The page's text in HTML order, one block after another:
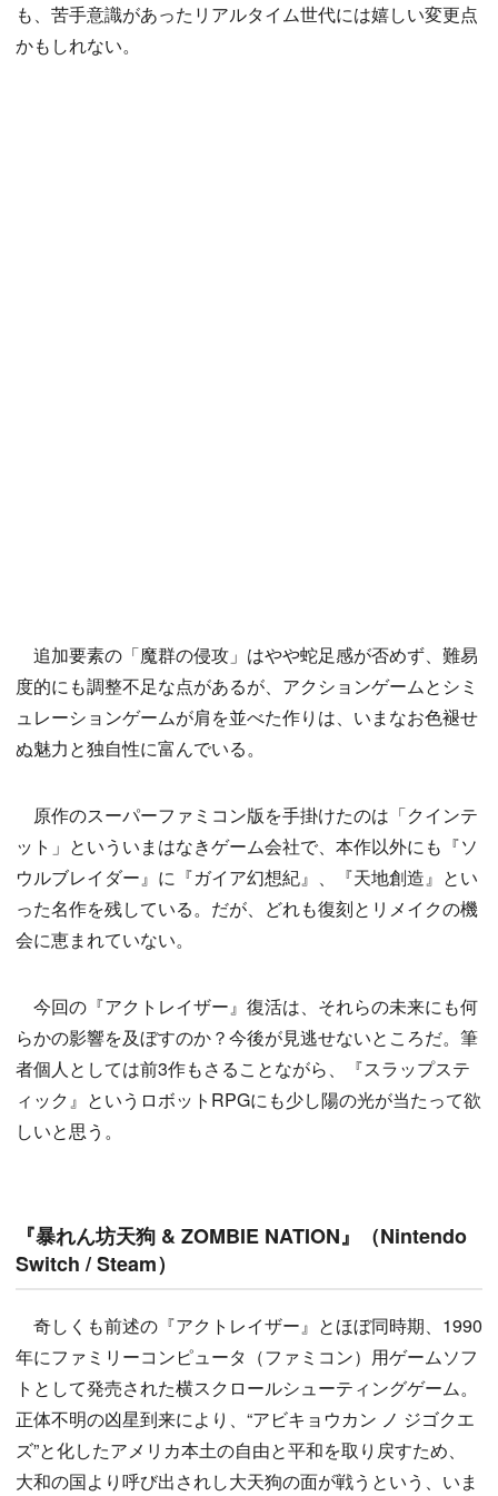
も、苦手意識があったリアルタイム世代には嬉しい変更点
かもしれない。
追加要素の「魔群の侵攻」はやや蛇足感が否めず、難易
度的にも調整不足な点があるが、アクションゲームとシミ
ュレーションゲームが肩を並べた作りは、いまなお色褪せ
ぬ魅力と独自性に富んでいる。
原作のスーパーファミコン版を手掛けたのは「クインテ
ット」といういまはなきゲーム会社で、本作以外にも『ソ
ウルブレイダー』に『ガイア幻想紀』、『天地創造』とい
った名作を残している。だが、どれも復刻とリメイクの機
会に恵まれていない。
今回の『アクトレイザー』復活は、それらの未来にも何
らかの影響を及ぼすのか？今後が見逃せないところだ。筆
者個人としては前3作もさることながら、『スラップステ
ィック』というロボットRPGにも少し陽の光が当たって欲
しいと思う。
『暴れん坊天狗 & ZOMBIE NATION』（Nintendo
Switch / Steam）
奇しくも前述の『アクトレイザー』とほぼ同時期、1990
年にファミリーコンピュータ（ファミコン）用ゲームソフ
トとして発売された横スクロールシューティングゲーム。
正体不明の凶星到来により、“アビキョウカン ノ ジゴクエ
ズ”と化したアメリカ本土の自由と平和を取り戻すため、
大和の国より呼び出されし大天狗の面が戦うという、いま